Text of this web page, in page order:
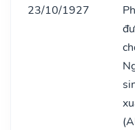
23/10/1927